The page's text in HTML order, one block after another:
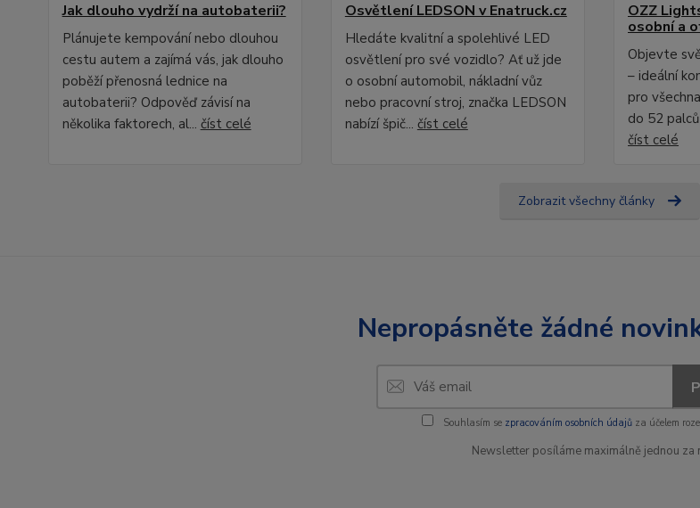
Jak dlouho vydrží na autobaterii?
Plánujete kempování nebo dlouhou
cestu autem a zajímá vás, jak dlouho
poběží přenosná lednice na
autobaterii? Odpověď závisí na
několika faktorech, al... číst celé
Osvětlení LEDSON v Enatruck.cz
Hledáte kvalitní a spolehlivé LED
osvětlení pro své vozidlo? Ať už jde
o osobní automobil, nákladní vůz
nebo pracovní stroj, značka LEDSON
nabízí špič... číst celé
OZZ
osobní a
Objevte
– ideální
pro
do 52
číst celé
Zobrazit všechny články
Nepropásněte žádné
Souhlasím se zpracováním osobních údajůza účelem
Newsletter posíláme maximálně jednou za